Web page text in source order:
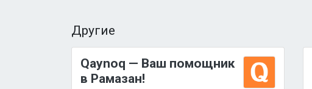
Другие
Qaynoq — Ваш помощник
в Рамазан!